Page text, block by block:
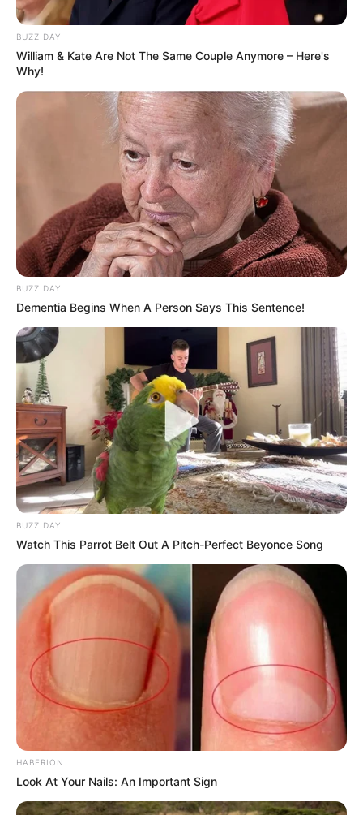
BUZZ DAY
William & Kate Are Not The Same Couple Anymore – Here's
Why!
BUZZ DAY
Dementia Begins When A Person Says This Sentence!
BUZZ DAY
Watch This Parrot Belt Out A Pitch-Perfect Beyonce Song
HABERION
Look At Your Nails: An Important Sign